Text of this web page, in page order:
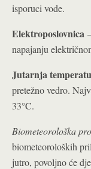
isporuci vode.
Elektroposlovnica
napajanju
Jutarnja
pretežno vedro.
33°C.
Biometeorološka
biometeoroloških
jutro, povoljno će